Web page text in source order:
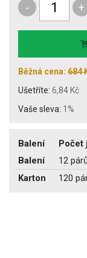
- +
Běžná cena: 684
Ušetříte: 6,84 Kč
Vaše sleva: 1%
Balení Počet
Balení
12
Karton
120